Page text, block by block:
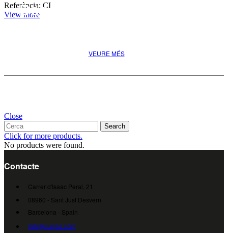
Referència: CI
View more
Descobreix la millor opció
VEURE MÉS
Close
Search
Click for more products.
No products were found.
Contacte
Carrer d'Isaac Peral, 21
08960 - Sant Just Desvern
Barcelona - Spain
info@cumsa.com